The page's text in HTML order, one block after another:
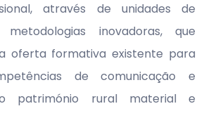
através de unidades de
inovadoras, que
oferta formativa existente para
de comunicação e
património rural material e